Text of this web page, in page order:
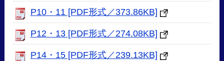
P10・11 [PDF形式／373.86KB]
P12・13 [PDF形式／274.08KB]
P14・15 [PDF形式／239.13KB]